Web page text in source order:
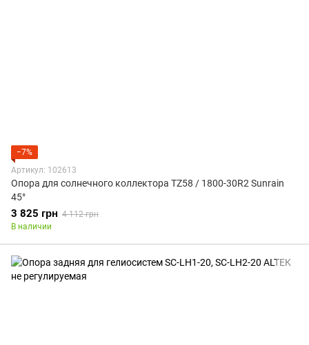
−7%
Артикул: 102613
Опора для солнечного коллектора TZ58 / 1800-30R2 Sunrain
45°
3 825 грн 4 112 грн
В наличии